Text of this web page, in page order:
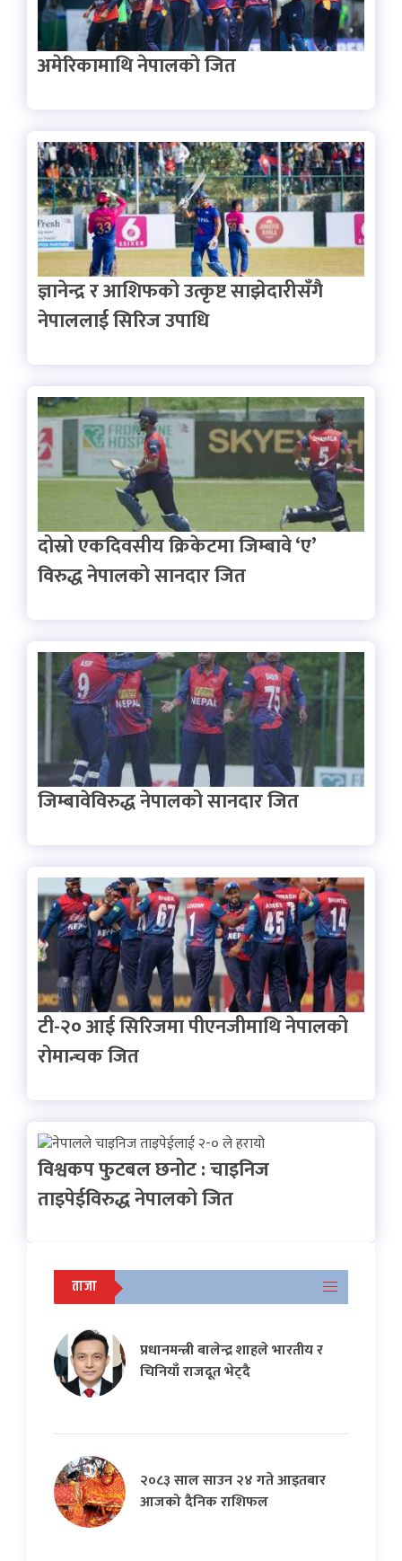
अमेरिकामाथि नेपालको जित
ज्ञानेन्द्र र आशिफको उत्कृष्ट साझेदारीसँगै
नेपाललाई सिरिज उपाधि
दोस्रो एकदिवसीय क्रिकेटमा जिम्बावे ‘ए’
विरुद्ध नेपालको सानदार जित
जिम्बावेविरुद्ध नेपालको सानदार जित
टी-२० आई सिरिजमा पीएनजीमाथि नेपालको
रोमान्चक जित
विश्वकप फुटबल छनोट : चाइनिज
ताइपेईविरुद्ध नेपालको जित
ताजा
प्रधानमन्त्री बालेन्द्र शाहले भारतीय र
चिनियाँ राजदूत भेट्दै
२०८३ साल साउन २४ गते आइतबार
आजको दैनिक राशिफल